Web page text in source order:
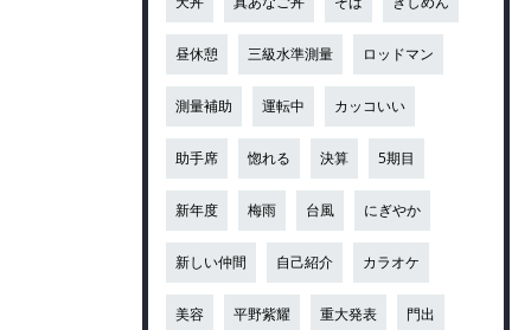
昼休憩 三級水準測量 ロッドマン
測量補助 運転中 カッコいい
助手席 惚れる 決算 5期目
新年度 梅雨 台風 にぎやか
新しい仲間 自己紹介 カラオケ
美容 平野紫耀 重大発表 門出